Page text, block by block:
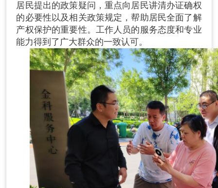
居民提出的政策疑问，重点向居民讲清办证确权
的必要性以及相关政策规定，帮助居民全面了解
产权保护的重要性。工作人员的服务态度和专业
能力得到了广大群众的一致认可。